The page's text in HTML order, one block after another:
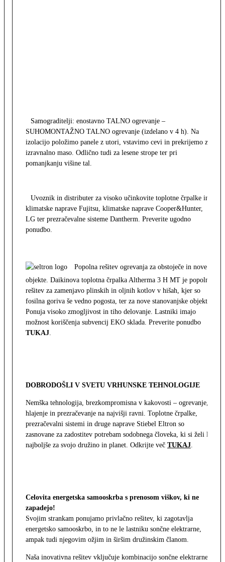
Samograditelji: enostavno TALNO ogrevanje –
SUHOMONTAŽNO TALNO ogrevanje (izdelano v 4 h). Na
izolacijo položimo panele z utori, vstavimo cevi in prekrijemo z
izravnalno maso. Odlično tudi za lesene strope ter pri
pomanjkanju višine tal.
Uvoznik in distributer za visoko učinkovite toplotne črpalke in
klimatske naprave Fujitsu, klimatske naprave Cooper&Hunter,
LG ter prezračevalne sisteme Dantherm. Preverite ugodno
ponudbo.
Popolna rešitev ogrevanja za obstoječe in nove
objekte. Daikinova toplotna črpalka Altherma 3 H MT je popolna
rešitev za zamenjavo plinskih in oljnih kotlov v hišah, kjer so
fosilna goriva še vedno pogosta, ter za nove stanovanjske objekte.
Ponuja visoko zmogljivost in tiho delovanje. Lastniki imajo
možnost koriščenja subvencij EKO sklada. Preverite ponudbo
TUKAJ.
DOBRODOŠLI V SVETU VRHUNSKE TEHNOLOGIJE
Nemška tehnologija, brezkompromisna v kakovosti – ogrevanje,
hlajenje in prezračevanje na najvišji ravni. Toplotne črpalke,
prezračevalni sistemi in druge naprave Stiebel Eltron so
zasnovane za zadostitev potrebam sodobnega človeka, ki si želi le
najboljše za svojo družino in planet. Odkrijte več TUKAJ.
Celovita energetska samooskrba s prenosom viškov, ki ne
zapadejo!
Svojim strankam ponujamo privlačno rešitev, ki zagotavlja
energetsko samooskrbo, in to ne le lastniku sončne elektrarne,
ampak tudi njegovim ožjim in širšim družinskim članom.
Naša inovativna rešitev vključuje kombinacijo sončne elektrarne,